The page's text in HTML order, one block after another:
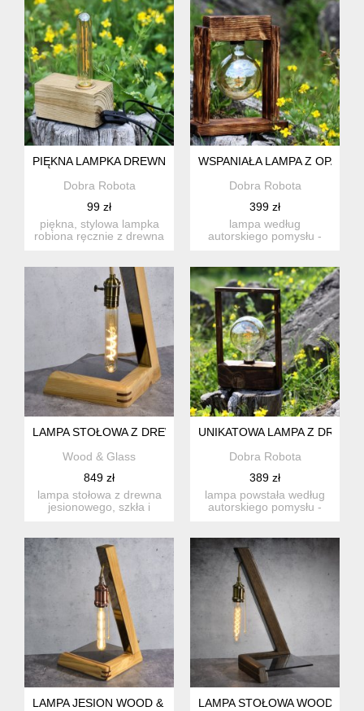
PIĘKNA LAMPKA DREWNIANA W KOLORZE ZŁOTYM,
Dobra Robota
99 zł
piękna, stylowa lampka
robiona ręcznie z drewna
WSPANIAŁA LAMPA Z
Dobra Robota
399 zł
lampa według
autorskiego pomysłu -
LAMPA STOŁOWA Z DREWNA, SZKŁA I LUSTRA
Wood & Glass
849 zł
lampa stołowa z drewna
jesionowego, szkła i
UNIKATOWA LAMPA Z
Dobra Robota
389 zł
lampa powstała według
autorskiego pomysłu -
LAMPA JESION WOOD & GLASSLAMPA STOŁOWA WOOD &